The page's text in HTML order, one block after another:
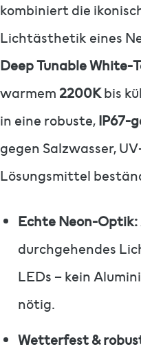
kombiniert die
Lichtästhetik eines
Deep Tunable White-
warmem2200Kbis
in eine robuste,IP67-
gegen Salzwasser,
Lösungsmittel
Echte Neon-Optik:
durchgehendes
LEDs – kein
nötig.
Wetterfest &